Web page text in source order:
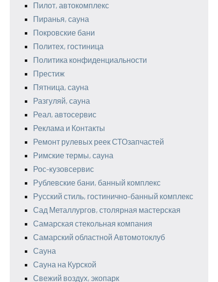
Пилот, автокомплекс
Пиранья, сауна
Покровские бани
Политех, гостиница
Политика конфиденциальности
Престиж
Пятница, сауна
Разгуляй, сауна
Реал, автосервис
Реклама и Контакты
Ремонт рулевых реек СТОзапчастей
Римские термы, сауна
Рос-кузовсервис
Рублевские бани, банный комплекс
Русский стиль, гостинично-банный комплекс
Сад Металлургов, столярная мастерская
Самарская стекольная компания
Самарский областной Автомотоклуб
Сауна
Сауна на Курской
Свежий воздух, экопарк